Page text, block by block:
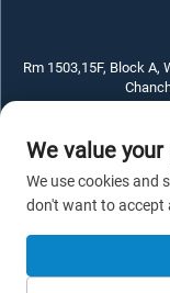
Rm 1503,15F, Block A,
Urheberrecht ©
We value your
We use cookies and
don't want to accept